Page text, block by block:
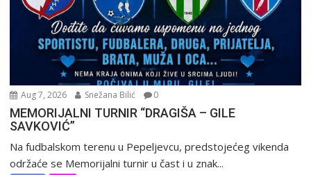
Aug 7, 2026 Snežana Bilić 0
MEMORIJALNI TURNIR “DRAGIŠA – GILE
SAVKOVIĆ”
Na fudbalskom terenu u Pepeljevcu, predstojećeg vikenda
održaće se Memorijalni turnir u čast i u znak...